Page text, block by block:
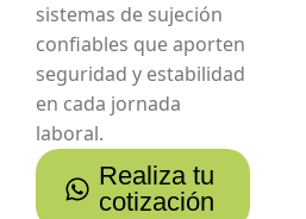
sistemas de sujeción
confiables que aporten
seguridad y estabilidad
en cada jornada
laboral.
Realiza tu
cotización